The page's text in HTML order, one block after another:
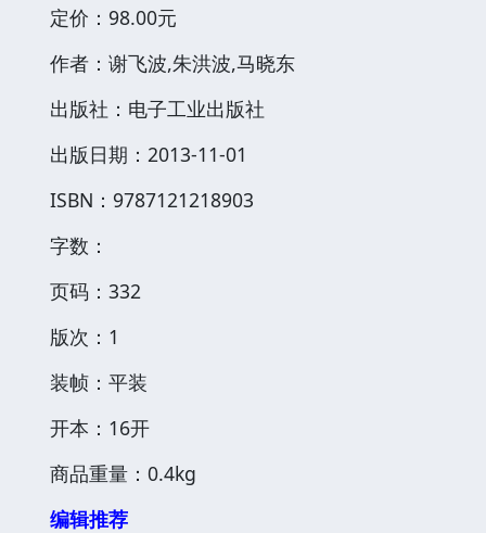
定价：98.00元
作者：谢飞波,朱洪波,马晓东
出版社：电子工业出版社
出版日期：2013-11-01
ISBN：9787121218903
字数：
页码：332
版次：1
装帧：平装
开本：16开
商品重量：0.4kg
编辑推荐